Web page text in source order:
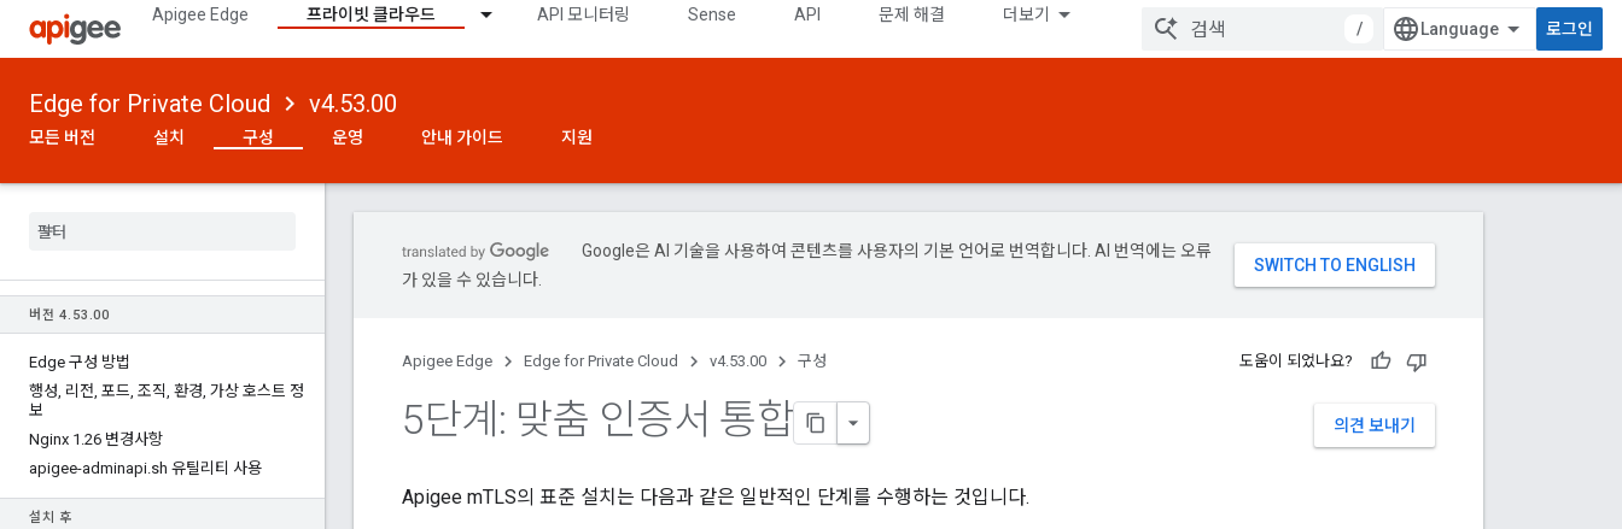
Apigee Edge 프라이빗 클라우드 API 모니터링 Sense API 문제 해결 더보기
/ 로그인
Edge for Private Cloud v4.53.00
모든 버전 설치 구성 운영 안내 가이드 지원
버전 4. 53 .00
Edge 구성 방법
행성, 리전, 포드, 조직, 환경, 가상 호스트 정
보
Nginx 1 .26 변경사항
apigee-adminapi.sh 유틸리티 사용
설치 후
Google은 AI 기술을 사용하여 콘텐츠를 사용자의 기본 언어로 번역합니다. AI 번역에는 오류
가 있을 수 있습니다.
Apigee Edge Edge for Private Cloud v4.53.00 구성 도움이 되었나요?
의견 보내기
5단계: 맞춤 인증서 통합
Apigee mTLS의 표준 설치는 다음과 같은 일반적인 단계를 수행하는 것입니다.